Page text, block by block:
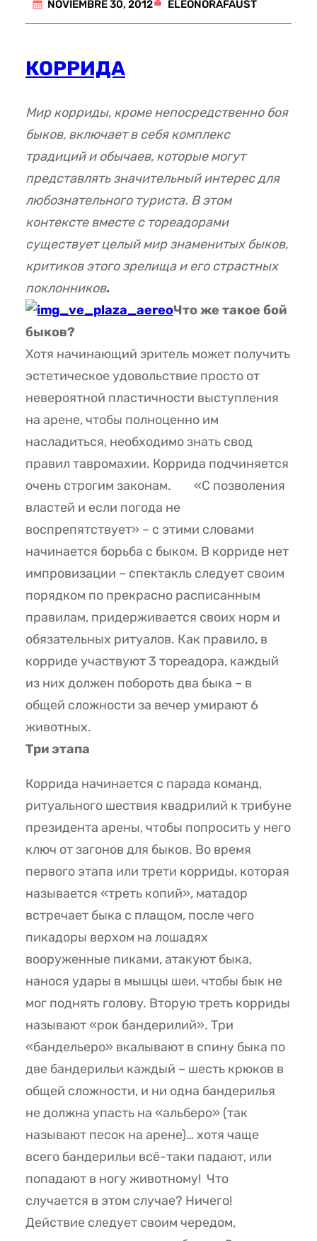
NOVIEMBRE 30, 2012 ELEONORAFAUST
КОРРИДА
Мир корриды, кроме непосредственно боя
быков, включает в себя комплекс
традиций и обычаев, которые могут
представлять значительный интерес для
любознательного туриста. В этом
контексте вместе с тореадорами
существует целый мир знаменитых быков,
критиков этого зрелища и его страстных
поклонников.
Что же такое бой
быков?
Хотя начинающий зритель может получить
эстетическое удовольствие просто от
невероятной пластичности выступления
на арене, чтобы полноценно им
насладиться, необходимо знать свод
правил тавромахии. Коррида подчиняется
очень строгим законам.
«С позволения
властей и если погода не
воспрепятствует» – с этими словами
начинается борьба с быком. В корриде нет
импровизации – спектакль следует своим
порядком по прекрасно расписанным
правилам, придерживается своих норм и
обязательных ритуалов. Как правило, в
корриде участвуют 3 тореадора, каждый
из них должен побороть два быка – в
общей сложности за вечер умирают 6
животных.
Три этапа
Коррида начинается с парада команд,
ритуального шествия квадрилий к трибуне
президента арены, чтобы попросить у него
ключ от загонов для быков. Во время
первого этапа или трети корриды, которая
называется «треть копий», матадор
встречает быка с плащом, после чего
пикадоры верхом на лошадях
вооруженные пиками, атакуют быка,
нанося удары в мышцы шеи, чтобы бык не
мог поднять голову. Вторую треть корриды
называют «рок бандерилий». Три
«бандельеро» вкалывают в спину быка по
две бандерильи каждый – шесть крюков в
общей сложности, и ни одна бандерилья
не должна упасть на «альберо» (так
называют песок на арене)… хотя чаще
всего бандерильи всё-таки падают, или
попадают в ногу животному! Что
случается в этом случае? Ничего!
Действие следует своим чередом,